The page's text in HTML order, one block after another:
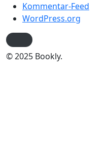
Kommentar-Feed
WordPress.org
© 2025 Bookly.